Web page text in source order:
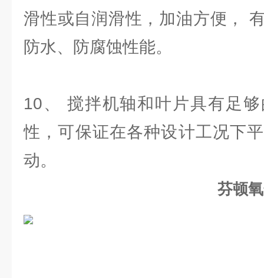
滑性或自润滑性，加油方便，
防水、防腐蚀性能。
10、 搅拌机轴和叶片具有足
性，可保证在各种设计工况下
动。
芬顿